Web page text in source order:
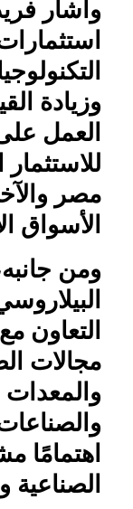
وأشار
وزيادة
العمل
مصر
الأسواق
ومن
التعاون
مجالات
والمعدات
اهتمامًا
الصناعية